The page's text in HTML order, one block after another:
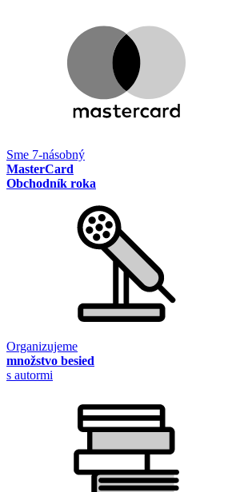
Sme 7-násobný
MasterCard
Obchodník roka
Organizujeme
množstvo besied
s autormi